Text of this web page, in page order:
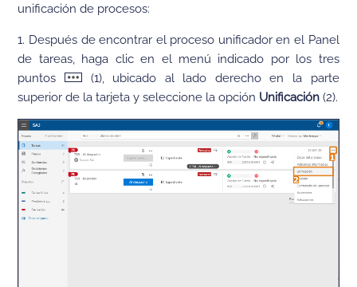
unificación de procesos:
1. Después de encontrar el proceso unificador en el Panel
de tareas, haga clic en el menú indicado por los tres
puntos
(1), ubicado al lado derecho en la parte
superior de la tarjeta y seleccione la opción Unificación (2).